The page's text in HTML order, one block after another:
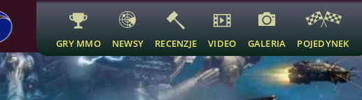
GRY MMO NEWSY RECENZJE VIDEO GALERIA POJEDYNEK